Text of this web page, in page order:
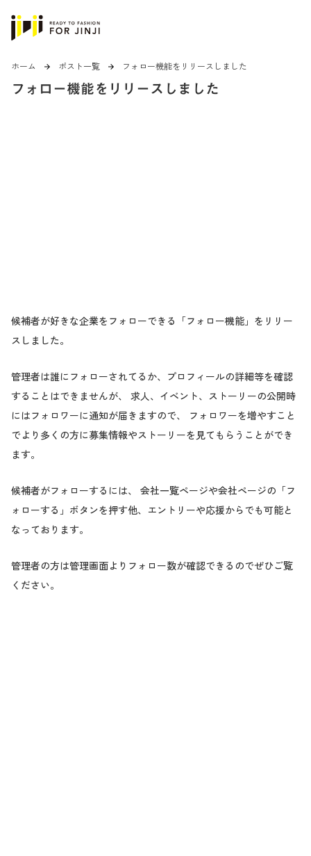
ホーム arrow_forward ポスト一覧 arrow_forward フォロー機能をリリースしました
フォロー機能をリリースしました
候補者が好きな企業をフォローできる「フォロー機能」をリリー
スしました。
管理者は誰にフォローされてるか、プロフィールの詳細等を確認
することはできませんが、 求人、イベント、ストーリーの公開時
にはフォロワーに通知が届きますので、 フォロワーを増やすこと
でより多くの方に募集情報やストーリーを見てもらうことができ
ます。
候補者がフォローするには、 会社一覧ページや会社ページの「フ
ォローする」ボタンを押す他、エントリーや応援からでも可能と
なっております。
管理者の方は管理画面よりフォロー数が確認できるのでぜひご覧
ください。